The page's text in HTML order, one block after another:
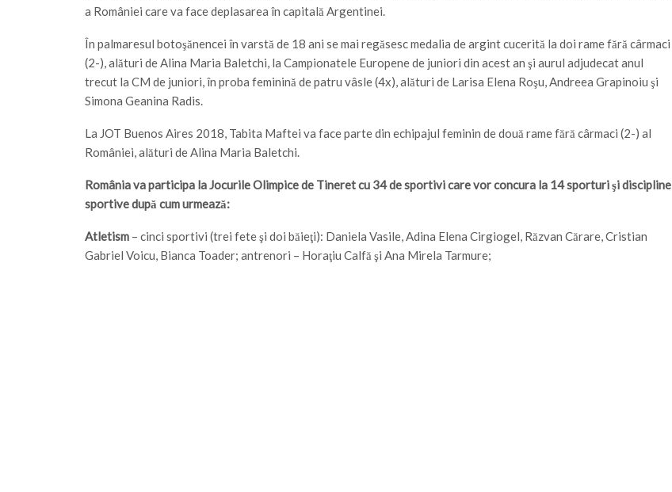
a României care va face deplasarea în capitală Argentinei.
În palmaresul botoşănencei în varstă de 18 ani se mai regăsesc medalia de argint cucerită la doi rame fără cârmaci
(2-), alături de Alina Maria Baletchi, la Campionatele Europene de juniori din acest an şi aurul adjudecat anul
trecut la CM de juniori, în proba feminină de patru vâsle (4x), alături de Larisa Elena Roşu, Andreea Grapinoiu şi
Simona Geanina Radis.
La JOT Buenos Aires 2018, Tabita Maftei va face parte din echipajul feminin de două rame fără cârmaci (2-) al
României, alături de Alina Maria Baletchi.
România va participa la Jocurile Olimpice de Tineret cu 34 de sportivi care vor concura la 14 sporturi şi discipline
sportive după cum urmează:
Atletism – cinci sportivi (trei fete şi doi băieţi): Daniela Vasile, Adina Elena Cirgiogel, Răzvan Cărare, Cristian
Gabriel Voicu, Bianca Toader; antrenori – Horaţiu Calfă şi Ana Mirela Tarmure;